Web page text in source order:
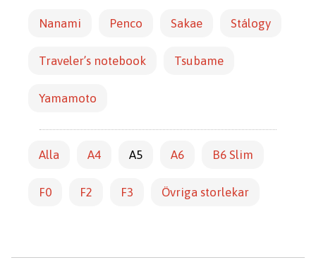
Nanami Penco Sakae Stálogy
Traveler’s notebook Tsubame
Yamamoto
Alla A4 A5 A6 B6 Slim
F0 F2 F3 Övriga storlekar